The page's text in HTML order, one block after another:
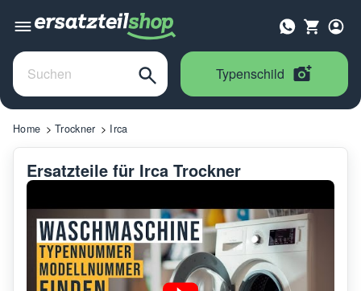
Typenschild
Home Trockner Irca
Ersatzteile für Irca Trockner